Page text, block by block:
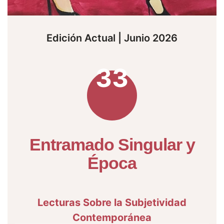
Edición Actual | Junio 2026
33
Entramado Singular y
Época
Lecturas Sobre la Subjetividad
Contemporánea